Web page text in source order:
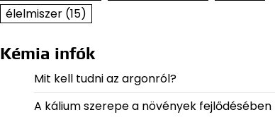
élelmiszer(15)
Kémia infók
Mit kell tudni az argonról?
A kálium szerepe a növények fejlődésében